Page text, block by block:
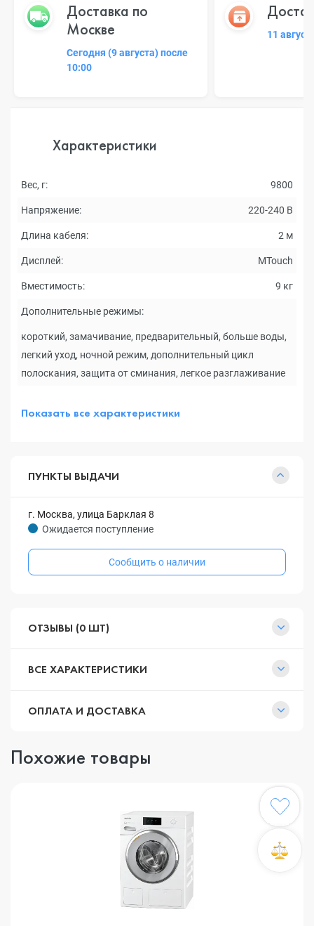
Доставка по
Москве
Сегодня (9 августа) после
10:00
11
Характеристики
Вес, г: 9800
Напряжение: 220-240 В
Длина кабеля: 2 м
Дисплей: MTouch
Вместимость: 9 кг
Дополнительные режимы:
короткий, замачивание, предварительный, больше воды,
легкий уход, ночной режим, дополнительный цикл
полоскания, защита от сминания, легкое разглаживание
Показать все характеристики
ПУНКТЫ ВЫДАЧИ
г. Москва, улица Барклая 8
Ожидается поступление
Сообщить о наличии
ОТЗЫВЫ (0 ШТ)
ВСЕ ХАРАКТЕРИСТИКИ
ОПЛАТА И ДОСТАВКА
Похожие товары